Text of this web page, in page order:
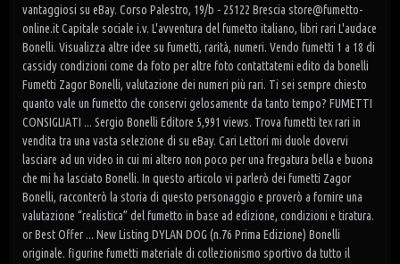
vantaggiosi su eBay. Corso Palestro, 19/b - 25122 Brescia store@fumetto-
online.it Capitale sociale i.v. L'avventura del fumetto italiano, libri rari L'audace
Bonelli. Visualizza altre idee su fumetti, rarità, numeri. Vendo fumetti 1 a 18 di
cassidy condizioni come da foto per altre foto contattatemi edito da bonelli
Fumetti Zagor Bonelli, valutazione dei numeri più rari. Ti sei sempre chiesto
quanto vale un fumetto che conservi gelosamente da tanto tempo? FUMETTI
CONSIGLIATI ... Sergio Bonelli Editore 5,991 views. Trova fumetti tex rari in
vendita tra una vasta selezione di su eBay. Cari Lettori mi duole dovervi
lasciare ad un video in cui mi altero non poco per una fregatura bella e buona
che mi ha lasciato Bonelli. In questo articolo vi parlerò dei fumetti Zagor
Bonelli, racconterò la storia di questo personaggio e proverò a fornire una
valutazione “realistica” del fumetto in base ad edizione, condizioni e tiratura.
or Best Offer ... New Listing DYLAN DOG (n.76 Prima Edizione) Bonelli
originale. figurine fumetti materiale di collezionismo sportivo da tutto il